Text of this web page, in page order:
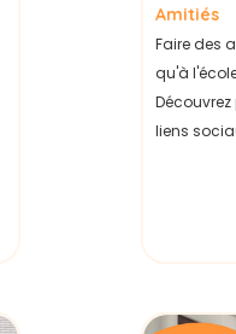
Amitiés
Faire des
qu'à
liens